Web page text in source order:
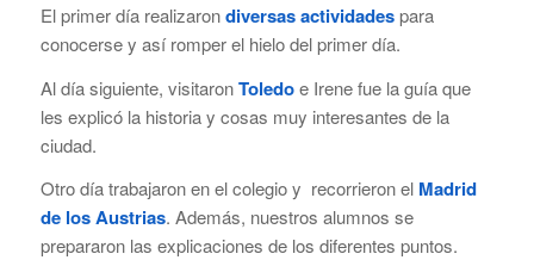
El primer día realizarondiversas actividadespara
conocerse y así romper el hielo del primer día.
Al día siguiente, visitaronToledoe Irene fue la guía que
les explicó la historia y cosas muy interesantes de la
ciudad.
Otro día trabajaron en el colegio y recorrieron el Madrid
de los Austrias. Además, nuestros alumnos se
prepararon las explicaciones de los diferentes puntos.